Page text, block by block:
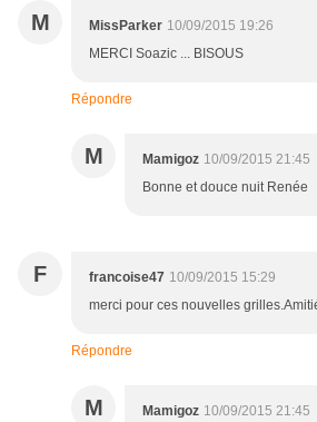
M MissParker 10/09/2015 19:26
MERCI Soazic ... BISOUS
Répondre
M Mamigoz 10/09/2015 21:45
Bonne et douce nuit Renée
F francoise47 10/09/2015 15:29
merci pour ces nouvelles
Répondre
M Mamigoz 10/09/2015 21:45